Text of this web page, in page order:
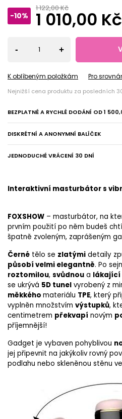
-10%
1 122,00 Kč
1 010,00 Kč
- +
K oblíbeným položkám Pro
Nejnižší cena produktu za posledních
BEZPLATNÉ A RYCHLÉ DODÁNÍ OD1
DISKRÉTNÍ A ANONYMNÍ BALÍČEK
JEDNODUCHÉ VRÁCENÍ 30 DNÍ
Interaktivní masturbátor s
FOXSHOW – masturbátor, na
prvním použití po něm budeš
špatně zvoleným, zaprášeným
Černé tělo se zlatými detaily
působí velmi elegantně. Po
roztomilou, svůdnou a lákající
se ukrývá 5D tunel vyrobený z
měkkého materiálu TPE, který
vyplněn množstvím výstupků,
centimetrem překvapí novým
příjemnější!
Gadget je vybaven pohyblivou
jej připevnit na jakýkoliv rovný
podlahu nebo skleněnou stěnu